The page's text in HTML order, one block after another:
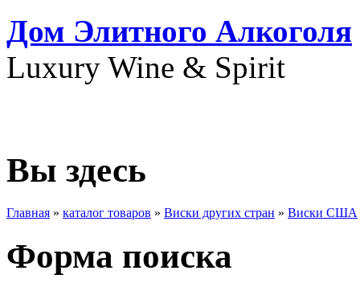
Дом Элитного Алкоголя
Luxury Wine & Spirit
Вы здесь
Главная » каталог товаров » Виски других стран » Виски США
Форма поиска